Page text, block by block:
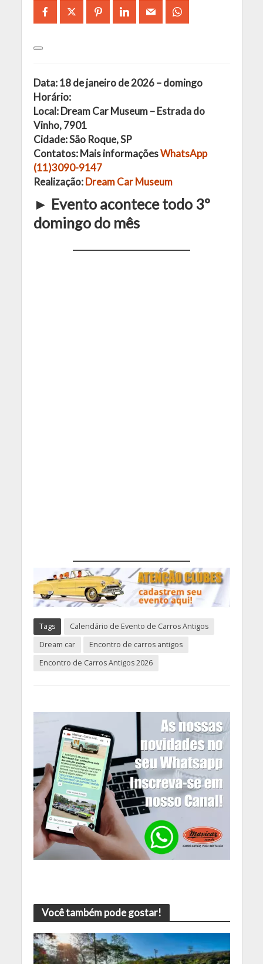
Data: 18 de janeiro de 2026 – domingo
Horário:
Local: Dream Car Museum – Estrada do
Vinho, 7901
Cidade: São Roque, SP
Contatos: Mais informaçõesWhatsApp
(11)3090-9147
Realização:Dream Car Museum
► Evento acontece todo 3º
domingo do mês
Tags
Calendário de Evento de Carros Antigos
Dream car
Encontro de carros antigos
Encontro de Carros Antigos 2026
Você também pode gostar!